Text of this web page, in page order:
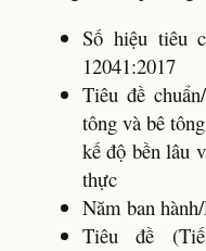
Số hiệu tiêu
12041:2017
Tiêu đề
tông và bê
kế độ bền lâu
thực
Năm ban
Tiêu đề